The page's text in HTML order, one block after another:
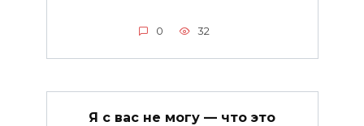
0 32
Я с вас не могу — что это